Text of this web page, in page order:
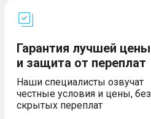
Гарантия лучшей цены
и защита от переплат
Наши специалисты озвучат
честные условия и цены, без
скрытых переплат